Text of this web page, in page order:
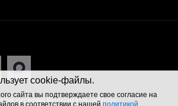
cookie-файлы.
сайта вы подтверждаете свое согласие на
в соответствии с нашей политикой
по всей России Flo-allo.ru